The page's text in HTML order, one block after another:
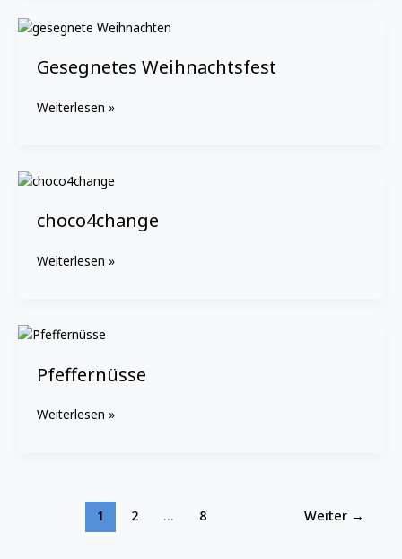
Gesegnetes Weihnachtsfest
Gesegnetes
Weiterlesen »
choco4change
choco4change
Weiterlesen »
Pfeffernüsse
Pfeffernüsse
Weiterlesen »
1 2 … 8 Weiter →